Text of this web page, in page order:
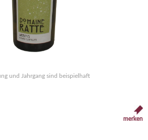
und Jahrgang sind beispielhaft
merken